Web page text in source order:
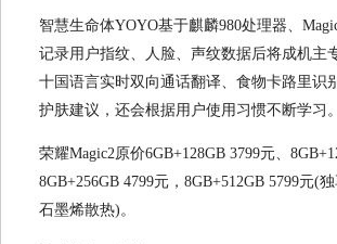
智慧生命体YOYO基于麒麟980处理器、
记录用户指纹、人脸、声纹数据后将成机主
十国语言实时双向通话翻译、食物卡路里识
护肤建议，还会根据用户使用习惯不断学习。
荣耀Magic2原价6GB+128GB 3799元、
8GB+256GB 4799元，8GB+512GB 5799元(
石墨烯散热)。